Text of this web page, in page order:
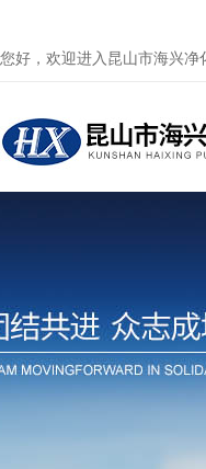
您好，欢迎进入昆山市海兴净